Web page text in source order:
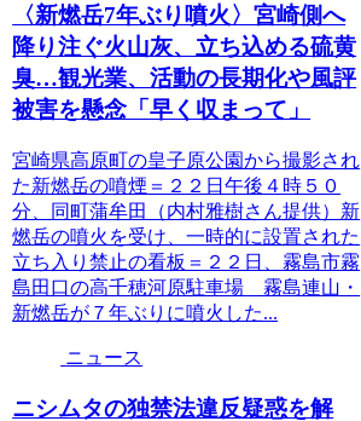
〈新燃岳7年ぶり噴火〉宮崎側へ
降り注ぐ火山灰、立ち込める硫黄
臭…観光業、活動の長期化や風評
被害を懸念「早く収まって」
宮崎県高原町の皇子原公園から撮影され
た新燃岳の噴煙＝２２日午後４時５０
分、同町蒲牟田（内村雅樹さん提供）新
燃岳の噴火を受け、一時的に設置された
立ち入り禁止の看板＝２２日、霧島市霧
島田口の高千穂河原駐車場 霧島連山・
新燃岳が７年ぶりに噴火した...
ニュース
ニシムタの独禁法違反疑惑を解